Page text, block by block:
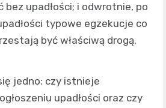
upadłości; i odwrotnie, po
typowe egzekucje co
być właściwą drogą.
jedno: czy istnieje
upadłości oraz czy